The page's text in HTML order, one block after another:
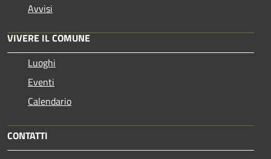
Avvisi
VIVERE IL COMUNE
Luoghi
Eventi
Calendario
CONTATTI